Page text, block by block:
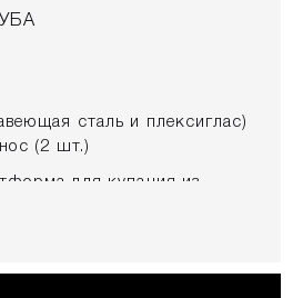
сталь и плексиглас)
(2 шт.)
для купания из
(2 шт.)